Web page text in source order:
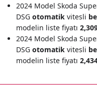
2024 Model Skoda
DSG otomatik vitesli
modelin liste fiyatı
2024 Model Skoda
DSG otomatik vitesli
modelin liste fiyatı